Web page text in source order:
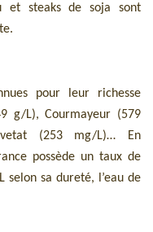
et steaks de soja sont
pour leur richesse
g/L), Courmayeur (579
(253 mg/L)… En
possède un taux de
sa dureté, l’eau de